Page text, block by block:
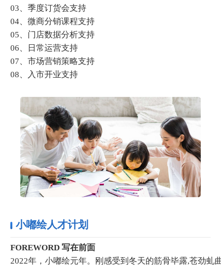
03、季度订货会支持
04、微商分销课程支持
05、门店数据分析支持
06、日常运营支持
07、市场营销策略支持
08、入市开业支持
小嘟绘人才计划
FOREWORD 写在前面
2022年，小嘟绘元年。刚感受到冬天的筋骨毕露,苍劲